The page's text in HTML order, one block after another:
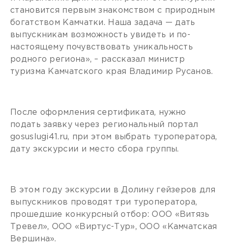
становится первым знакомством с природным
богатством Камчатки. Наша задача — дать
выпускникам возможность увидеть и по-
настоящему почувствовать уникальность
родного региона», – рассказал министр
туризма Камчатского края Владимир Русанов.
После оформления сертификата, нужно
подать заявку через региональный портал
gosuslugi41.ru, при этом выбрать туроператора,
дату экскурсии и место сбора группы.
В этом году экскурсии в Долину гейзеров для
выпускников проводят три туроператора,
прошедшие конкурсный отбор: ООО «Витязь
Тревел», ООО «Виртус-Тур», ООО «Камчатская
Вершина».